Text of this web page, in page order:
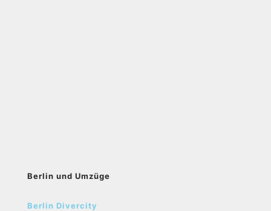
Berlin und Umzüge
Berlin Divercity